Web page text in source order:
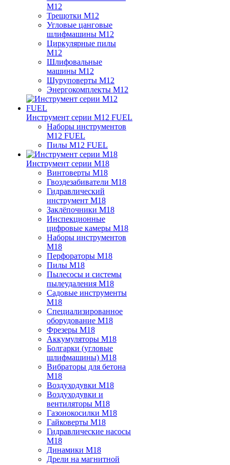
M12
Трещотки M12
Угловые цанговые
шлифмашины M12
Циркулярные пилы
M12
Шлифовальные
машины M12
Шуруповерты M12
Энергокомплекты M12
Инструмент серии M12 FUEL
Наборы инструментов
M12 FUEL
Пилы M12 FUEL
Инструмент серии M18
Винтоверты M18
Гвоздезабиватели M18
Гидравлический
инструмент M18
Заклёпочники M18
Инспекционные
цифровые камеры M18
Наборы инструментов
M18
Перфораторы M18
Пилы M18
Пылесосы и системы
пылеудаления M18
Садовые инструменты
M18
Специализированное
оборудование M18
Фрезеры M18
Аккумуляторы M18
Болгарки (угловые
шлифмашины) M18
Вибраторы для бетона
M18
Воздуходувки M18
Воздуходувки и
вентиляторы M18
Газонокосилки M18
Гайковерты M18
Гидравлические насосы
M18
Динамики M18
Дрели на магнитной